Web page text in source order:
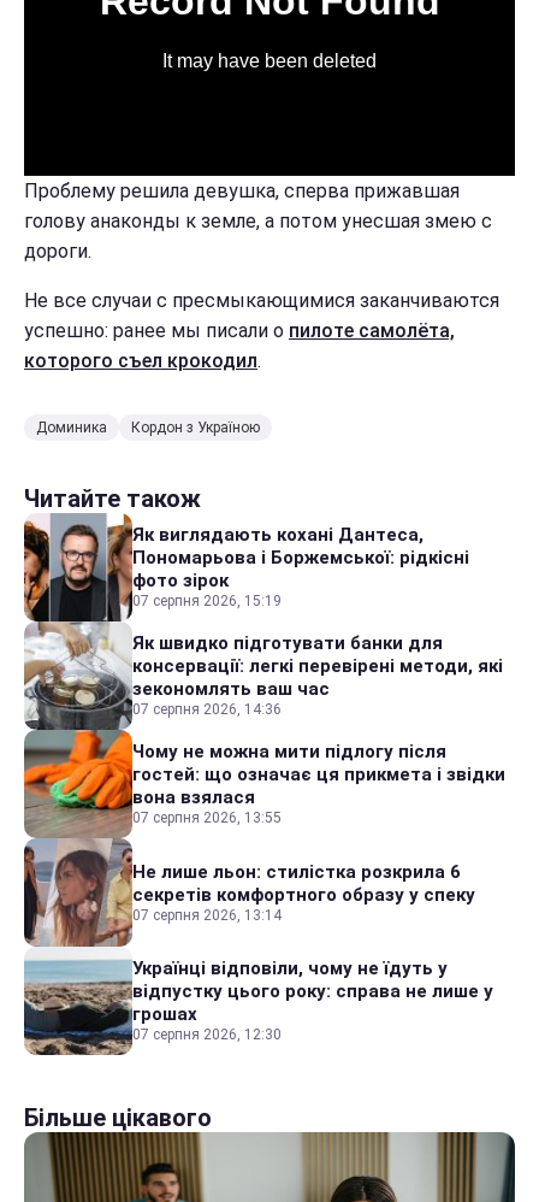
Проблему решила девушка, сперва прижавшая
голову анаконды к земле, а потом унесшая змею с
дороги.
Не все случаи с пресмыкающимися заканчиваются
успешно: ранее мы писали о пилоте самолёта,
которого съел крокодил.
Доминика Кордон з Україною
Читайте також
Як виглядають кохані Дантеса,
Пономарьова і Боржемської: рідкісні
фото зірок
07 серпня 2026, 15:19
Як швидко підготувати банки для
консервації: легкі перевірені методи, які
зекономлять ваш час
07 серпня 2026, 14:36
Чому не можна мити підлогу після
гостей: що означає ця прикмета і звідки
вона взялася
07 серпня 2026, 13:55
Не лише льон: стилістка розкрила 6
секретів комфортного образу у спеку
07 серпня 2026, 13:14
Українці відповіли, чому не їдуть у
відпустку цього року: справа не лише у
грошах
07 серпня 2026, 12:30
Більше цікавого